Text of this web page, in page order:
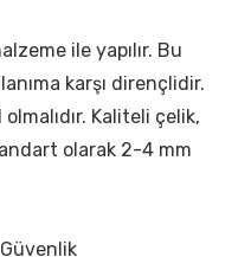
ile yapılır. Bu
karşı dirençlidir.
olmalıdır. Kaliteli çelik,
olarak 2-4 mm